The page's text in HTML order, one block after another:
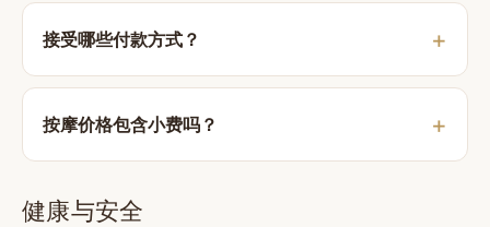
接受哪些付款方式？
按摩价格包含小费吗？
健康与安全